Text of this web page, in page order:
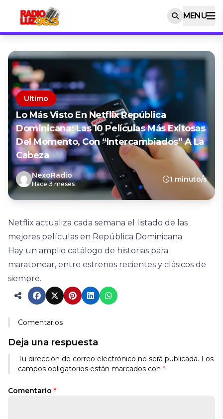
MENU
Ultimo
Lo Más Visto En Netflix República
Dominicana: Las 10 Películas Más Exitosas
Del Momento, Con “Intercambiados” A La
Cabeza
NexoRadio
Hace 3 meses
1 minuto/s
Netflix actualiza cada semana el listado de las
mejores películas en República Dominicana.
Hay un amplio catálogo de historias para
maratonear, entre estrenos recientes y clásicos de
siempre.
Comentarios
Deja una respuesta
Tu dirección de correo electrónico no será publicada. Los
campos obligatorios están marcados con *
Comentario *